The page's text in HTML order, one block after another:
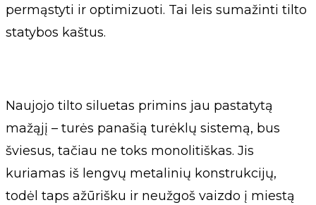
permąstyti ir optimizuoti. Tai leis sumažinti tilto
statybos kaštus.
Naujojo tilto siluetas primins jau pastatytą
mažąjį – turės panašią turėklų sistemą, bus
šviesus, tačiau ne toks monolitiškas. Jis
kuriamas iš lengvų metalinių konstrukcijų,
todėl taps ažūrišku ir neužgoš vaizdo į miestą